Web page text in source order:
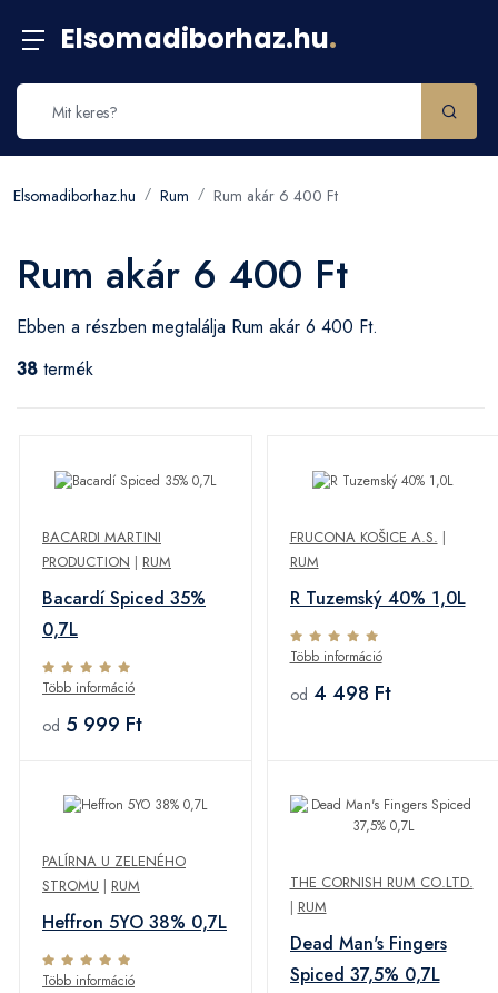
Elsomadiborhaz.hu.
Elsomadiborhaz.hu Rum Rum akár 6 400 Ft
Rum akár 6 400 Ft
Ebben a részben megtalálja Rum akár 6 400 Ft.
38 termék
BACARDI MARTINI
PRODUCTION | RUM
Bacardí Spiced 35%
0,7L
Több információ
od 5 999 Ft
FRUCONA KOŠICE A.S. |
RUM
R Tuzemský 40% 1,0L
Több információ
od 4 498 Ft
PALÍRNA U ZELENÉHO
STROMU | RUM
Heffron 5YO 38% 0,7L
Több információ
THE CORNISH RUM CO.LTD.
| RUM
Dead Man's Fingers
Spiced 37,5% 0,7L